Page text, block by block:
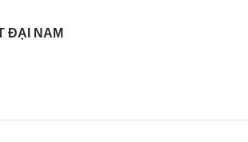
ĐẠI NAM